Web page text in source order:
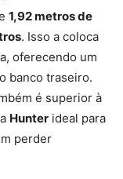
1,92 metros de
. Isso a coloca
oferecendo um
banco traseiro.
é superior à
Hunter ideal para
perder